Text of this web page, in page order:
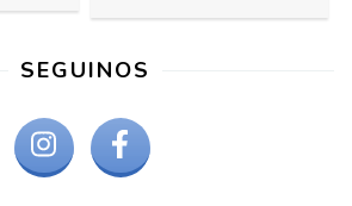
SEGUINOS